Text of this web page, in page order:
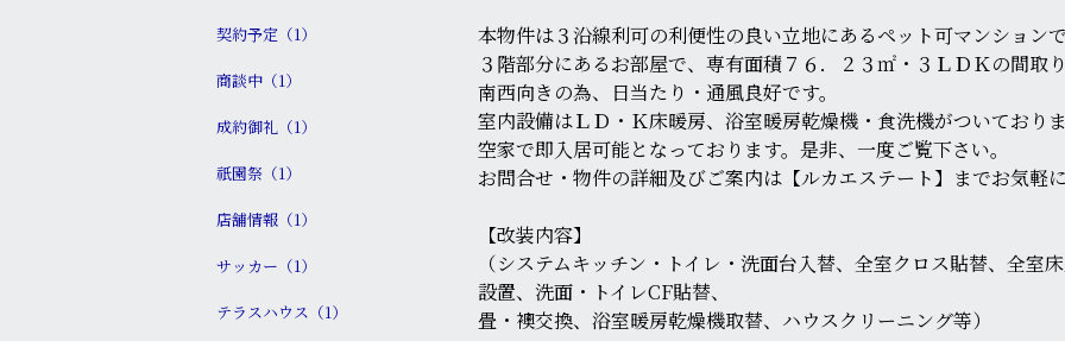
契約予定（1）
商談中（1）
成約御礼（1）
祇園祭（1）
店舗情報（1）
サッカー（1）
テラスハウス（1）
本物件は３沿線利可の利便性の良い立地にあるペット可マンションで
３階部分にあるお部屋で、専有面積７６．２３㎡・３ＬＤＫの間取
南西向きの為、日当たり・通風良好です。
室内設備はＬＤ・Ｋ床暖房、浴室暖房乾燥機・食洗機がついておりま
空家で即入居可能となっております。是非、一度ご覧下さい。
お問合せ・物件の詳細及びご案内は【ルカエステート】までお気軽
【改装内容】
（システムキッチン・トイレ・洗面台入替、全室クロス貼替、全室
設置、洗面・トイレCF貼替、
畳・襖交換、浴室暖房乾燥機取替、ハウスクリーニング等）